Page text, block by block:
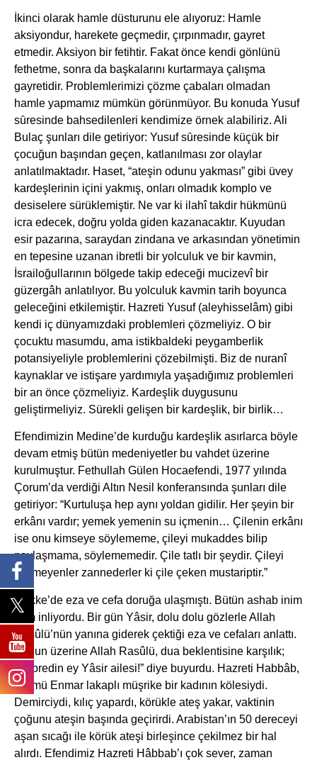
İkinci olarak hamle düsturunu ele alıyoruz: Hamle
aksiyondur, harekete geçmedir, çırpınmadır, gayret
etmedir. Aksiyon bir fetihtir. Fakat önce kendi gönlünü
fethetme, sonra da başkalarını kurtarmaya çalışma
gayretidir. Problemlerimizi çözme çabaları olmadan
hamle yapmamız mümkün görünmüyor. Bu konuda Yusuf
sȗresinde bahsedilenleri kendimize örnek alabiliriz. Ali
Bulaç şunları dile getiriyor: Yusuf sȗresinde küçük bir
çocuğun başından geçen, katlanılması zor olaylar
anlatılmaktadır. Haset, “ateşin odunu yakması” gibi üvey
kardeşlerinin içini yakmış, onları olmadık komplo ve
desiselere sürüklemiştir. Ne var ki ilahî takdir hükmünü
icra edecek, doğru yolda giden kazanacaktır. Kuyudan
esir pazarına, saraydan zindana ve arkasından yönetimin
en tepesine uzanan ibretli bir yolculuk ve bir kavmin,
İsrailoğullarının bölgede takip edeceği mucizevî bir
güzergâh anlatılıyor. Bu yolculuk kavmin tarih boyunca
geleceğini etkilemiştir. Hazreti Yusuf (aleyhisselâm) gibi
kendi iç dünyamızdaki problemleri çözmeliyiz. O bir
çocuktu masumdu, ama istikbaldeki peygamberlik
potansiyeliyle problemlerini çözebilmişti. Biz de nuranî
kaynaklar ve istişare yardımıyla yaşadığımız problemleri
bir an önce çözmeliyiz. Kardeşlik duygusunu
geliştirmeliyiz. Sürekli gelişen bir kardeşlik, bir birlik…
Efendimizin Medine’de kurduğu kardeşlik asırlarca böyle
devam etmiş bütün medeniyetler bu vahdet üzerine
kurulmuştur. Fethullah Gülen Hocaefendi, 1977 yılında
Çorum’da verdiği Altın Nesil konferansında şunları dile
getiriyor: “Kurtuluşa hep aynı yoldan gidilir. Her şeyin bir
erkânı vardır; yemek yemenin su içmenin… Çilenin erkânı
ise onu kimseye söylememe, çileyi mukaddes bilip
paylaşmama, söylememedir. Çile tatlı bir şeydir. Çileyi
çekmeyenler zannederler ki çile çeken mustariptir.”
Mekke’de eza ve cefa doruğa ulaşmıştı. Bütün ashab inim
inim inliyordu. Bir gün Yâsir, dolu dolu gözlerle Allah
Rasûlü’nün yanına giderek çektiği eza ve cefaları anlattı.
Bunun üzerine Allah Rasûlü, dua beklentisine karşılık;
“Sabredin ey Yâsir ailesi!” diye buyurdu. Hazreti Habbâb,
Ümmü Enmar lakaplı müşrike bir kadının kölesiydi.
Demirciydi, kılıç yapardı, körükle ateş yakar, vaktinin
çoğunu ateşin başında geçirirdi. Arabistan’ın 50 dereceyi
aşan sıcağı ile körük ateşi birleşince çekilmez bir hal
alırdı. Efendimiz Hazreti Hâbbab’ı çok sever, zaman